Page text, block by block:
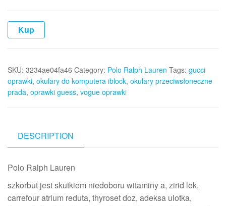
Kup
SKU: 3234ae04fa46 Category: Polo Ralph Lauren Tags: gucci
oprawki, okulary do komputera iblock, okulary przeciwsłoneczne
prada, oprawki guess, vogue oprawki
DESCRIPTION
Polo Ralph Lauren
szkorbut jest skutkiem niedoboru witaminy a, zirid lek,
carrefour atrium reduta, thyroset doz, adeksa ulotka,